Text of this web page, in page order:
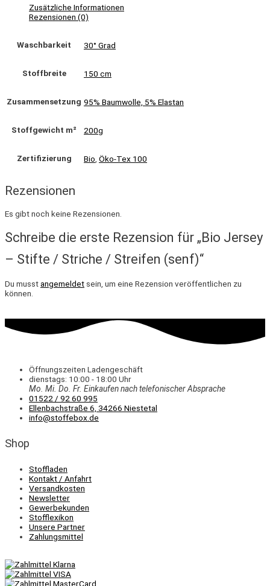
Zusätzliche Informationen
Rezensionen (0)
Waschbarkeit 30° Grad
Stoffbreite 150 cm
Zusammensetzung 95% Baumwolle, 5% Elastan
Stoffgewicht m² 200g
Zertifizierung Bio Öko-Tex 100
Rezensionen
Es gibt noch keine Rezensionen.
Schreibe die erste Rezension für „Bio Jersey
– Stifte / Striche / Streifen (senf)“
Du musstangemeldet sein, um eine Rezension veröffentlichen zu
können.
Öffnungszeiten Ladengeschäft
dienstags: 10:00 - 18:00 Uhr
Mo. Mi. Do. Fr. Einkaufennach telefonischer Absprache
01522 / 92 60 995
Ellenbachstraße 6, 34266 Niestetal
info@stoffebox.de
Shop
Stoffladen
Kontakt / Anfahrt
Versandkosten
Newsletter
Gewerbekunden
Stofflexikon
Unsere Partner
Zahlungsmittel